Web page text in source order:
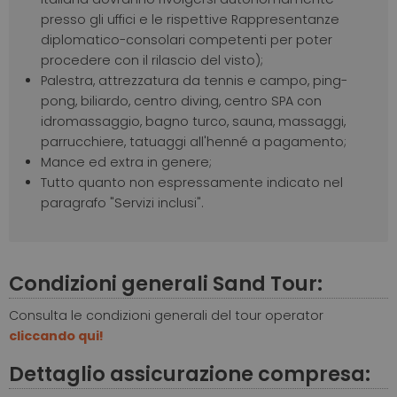
presso gli uffici e le rispettive Rappresentanze
diplomatico-consolari competenti per poter
procedere con il rilascio del visto);
Palestra, attrezzatura da tennis e campo, ping-
pong, biliardo, centro diving, centro SPA con
idromassaggio, bagno turco, sauna, massaggi,
parrucchiere, tatuaggi all'henné a pagamento;
Mance ed extra in genere;
Tutto quanto non espressamente indicato nel
paragrafo "Servizi inclusi".
Condizioni generali Sand Tour:
Consulta le condizioni generali del tour operator
cliccando qui!
Dettaglio assicurazione compresa: